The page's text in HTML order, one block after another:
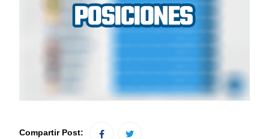
Compartir Post: